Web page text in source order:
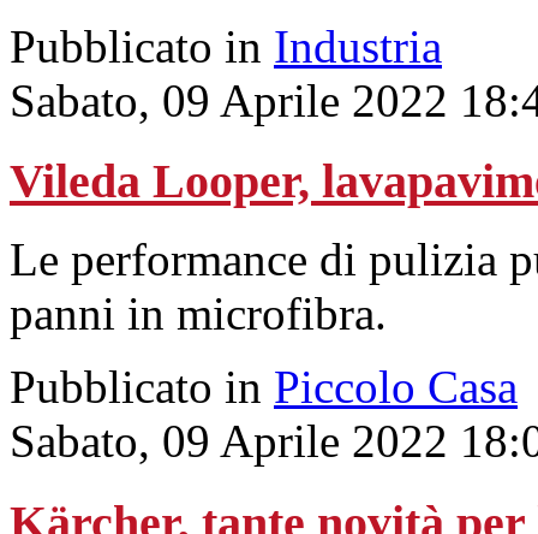
Pubblicato in Industria
Sabato, 09 Aprile 2022
Vileda Looper,
Le performance di pulizia
panni in microfibra.
Pubblicato in Piccolo Casa
Sabato, 09 Aprile 2022
Kärcher, tante novità